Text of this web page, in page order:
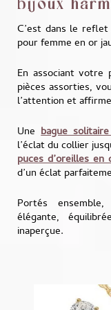
C’est dans le reflet
pour femme en or
En associant votre
pièces assorties,
l’attention et
Unebague
l’éclat du collier
puces d’oreilles
d’un éclat
Portés
élégante,
inaperçue.